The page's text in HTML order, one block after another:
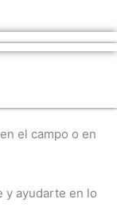
el campo o en
y ayudarte en lo